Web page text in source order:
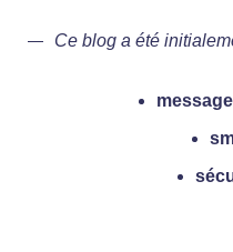
Ce blog a été